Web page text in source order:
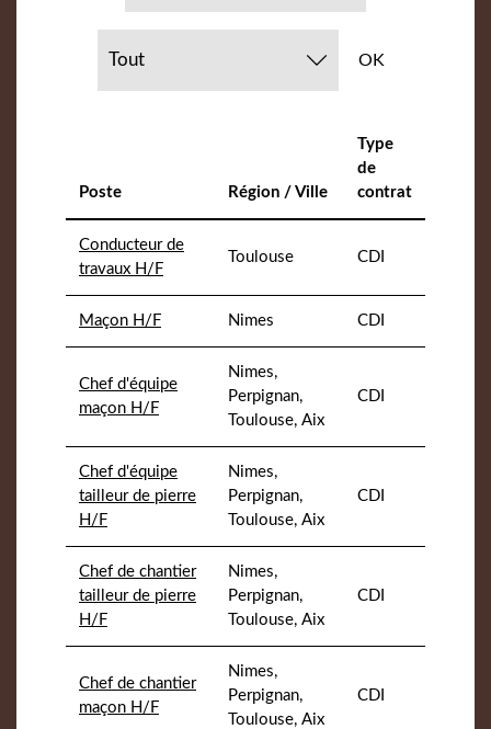
Poste Région / Ville
Type
de
contrat
Conducteur de
travaux H/F
Toulouse CDI
Maçon H/F Nimes CDI
Chef d'équipe
maçon H/F
Nimes,
Perpignan,
Toulouse, Aix
CDI
Chef d'équipe
tailleur de pierre
H/F
Nimes,
Perpignan,
Toulouse, Aix
CDI
Chef de chantier
tailleur de pierre
H/F
Nimes,
Perpignan,
Toulouse, Aix
CDI
Chef de chantier
maçon H/F
Nimes,
Perpignan,
Toulouse, Aix
CDI